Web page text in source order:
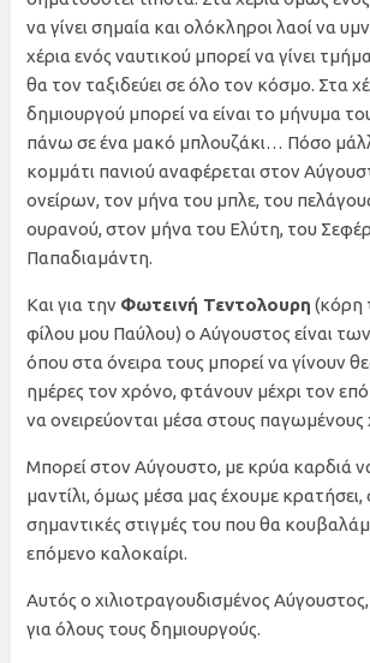
να γίνει σημαία και ολόκληροι λαοί να
χέρια ενός ναυτικού μπορεί να γίνει
θα τον ταξιδεύει σε όλο τον κόσμο. Στα
δημιουργού μπορεί να είναι το μήνυμα
πάνω σε ένα μακό μπλουζάκι… Πόσο
κομμάτι πανιού αναφέρεται στον
ονείρων, τον μήνα του μπλε, του
ουρανού, στον μήνα του Ελύτη, του
Παπαδιαμάντη.
Και για την Φωτεινή Τεντολουρη (κόρη
φίλου μου Παύλου) ο Αύγουστος είναι
όπου στα όνειρα τους μπορεί να γίνουν
ημέρες τον χρόνο, φτάνουν μέχρι τον
να ονειρεύονται μέσα στους παγωμένους
Μπορεί στον Αύγουστο, με κρύα καρδιά
μαντίλι, όμως μέσα μας έχουμε κρατήσει,
σημαντικές στιγμές του που θα
επόμενο καλοκαίρι.
Αυτός ο χιλιοτραγουδισμένος
για όλους τους δημιουργούς.